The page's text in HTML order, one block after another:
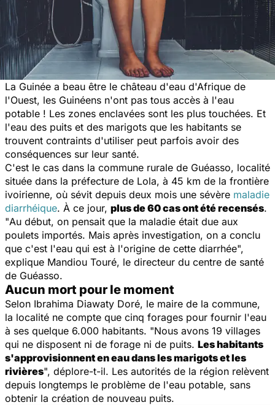
La Guinée a beau être le château d'eau d'Afrique de
l'Ouest, les Guinéens n'ont pas tous accès à l'eau
potable ! Les zones enclavées sont les plus touchées. Et
l'eau des puits et des marigots que les habitants se
trouvent contraints d'utiliser peut parfois avoir des
conséquences sur leur santé.
C'est le cas dans la commune rurale de Guéasso, localité
située dans la préfecture de Lola, à 45 km de la frontière
ivoirienne, où sévit depuis deux mois une sévère maladie
diarrhéique. À ce jour, plus de 60 cas ont été recensés.
"Au début, on pensait que la maladie était due aux
poulets importés. Mais après investigation, on a conclu
que c'est l'eau qui est à l'origine de cette diarrhée",
explique Mandiou Touré, le directeur du centre de santé
de Guéasso.
Aucun mort pour le moment
Selon Ibrahima Diawaty Doré, le maire de la commune,
la localité ne compte que cinq forages pour fournir l'eau
à ses quelque 6.000 habitants. "Nous avons 19 villages
qui ne disposent ni de forage ni de puits. Les habitants
s'approvisionnent en eau dans les marigots et les
rivières", déplore-t-il. Les autorités de la région relèvent
depuis longtemps le problème de l'eau potable, sans
obtenir la création de nouveau puits.